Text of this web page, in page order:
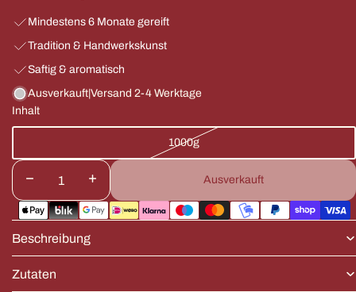
Mindestens 6 Monate gereift
Tradition & Handwerkskunst
Saftig & aromatisch
Ausverkauft |ㅤVersand 2-4 Werktage
Inhalt
1000g
Menge
Menge
erhöhen
Ausverkauft
Zahlungsmethoden
Beschreibung
Zutaten